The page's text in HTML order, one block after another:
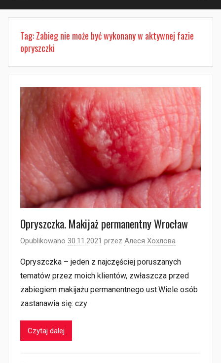
Tag:Zabieg nie może być wykonany w aktywnej fazie
opryszczki
Opryszczka. Makijaż permanentny Wrocław
Opublikowano 30.11.2021 przez Алеся Хохлова
Opryszczka – jeden z najczęściej poruszanych
tematów przez moich klientów, zwłaszcza przed
zabiegiem makijażu permanentnego ust.Wiele osób
zastanawia się: czy
Czytaj dalej